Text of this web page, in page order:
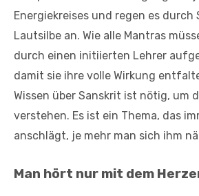
Energiekreises und regen es durch
Lautsilbe an. Wie alle Mantras
durch einen initiierten Lehrer
damit sie ihre volle Wirkung
Wissen über Sanskrit ist nötig, um
verstehen. Es ist ein Thema, das
anschlägt, je mehr man sich ihm
Man hört nur mit dem